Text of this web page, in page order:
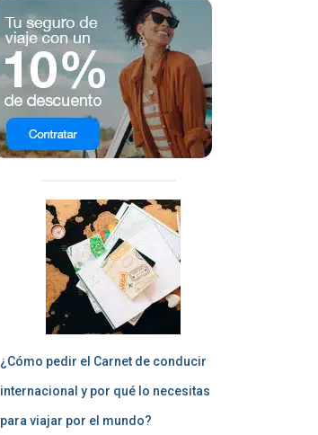
¿Cómo pedir el Carnet de conducir
internacional y por qué lo necesitas
para viajar por el mundo?